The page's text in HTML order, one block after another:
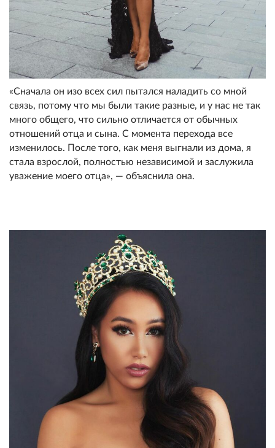
«Сначала он изо всех сил пытался наладить со мной
связь, потому что мы были такие разные, и у нас не так
много общего, что сильно отличается от обычных
отношений отца и сына. С момента перехода все
изменилось. После того, как меня выгнали из дома, я
стала взрослой, полностью независимой и заслужила
уважение моего отца», — объяснила она.